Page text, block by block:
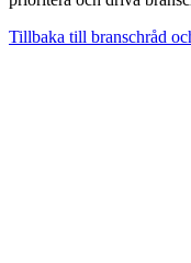
Tillbaka till branschråd